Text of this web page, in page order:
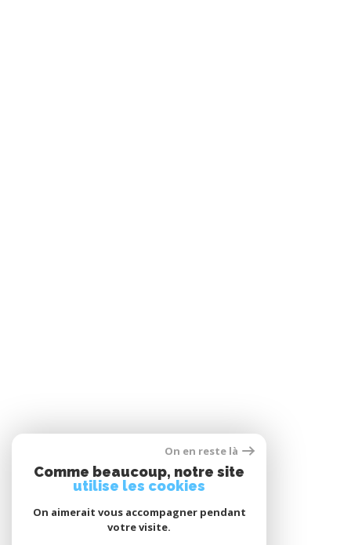
On en reste là
Comme beaucoup, notre site
utilise les cookies
On aimerait vous accompagner pendant
votre visite.